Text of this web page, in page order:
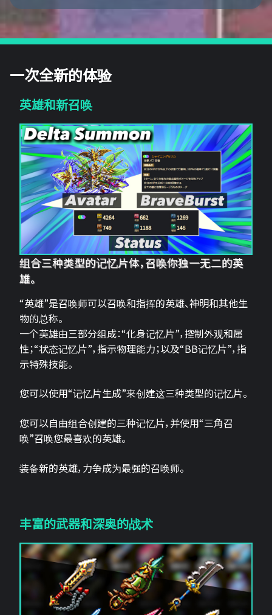
一次全新的体验
英雄和新召唤
组合三种类型的记忆片体，召唤你独一无二的英
雄。
“英雄”是召唤师可以召唤和指挥的英雄、神明和其他生
物的总称。
一个英雄由三部分组成：“化身记忆片”，控制外观和属
性；“状态记忆片”，指示物理能力；以及“BB记忆片”，指
示特殊技能。
您可以使用“记忆片生成”来创建这三种类型的记忆片。
您可以自由组合创建的三种记忆片，并使用“三角召
唤”召唤您最喜欢的英雄。
装备新的英雄，力争成为最强的召唤师。
丰富的武器和深奥的战术